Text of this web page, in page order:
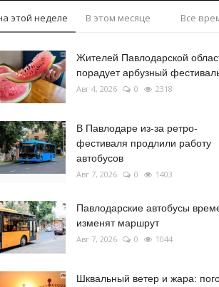
этой неделе В этом месяце Все
Жителей Павлодарской
порадует арбузный
Авг 4, 2026 0 2318
В Павлодаре из-за ретро-
фестиваля продлили работу
автобусов
Авг 7, 2026 0 1403
Павлодарские автобусы
изменят маршрут
Авг 7, 2026 0 1044
Шквальный ветер и жара: